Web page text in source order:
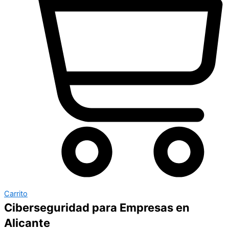
Carrito
Ciberseguridad para Empresas en
Alicante